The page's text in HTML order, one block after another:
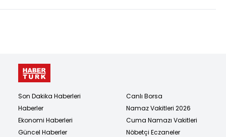
Son Dakika Haberleri
Haberler
Ekonomi Haberleri
Güncel Haberler
Canlı Borsa
Namaz Vakitleri 2026
Cuma Namazı Vakitleri
Nöbetçi Eczaneler